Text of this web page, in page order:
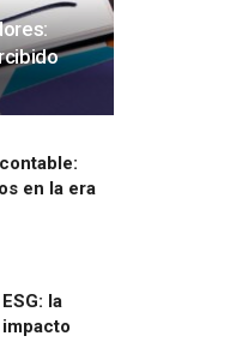
en la era
la